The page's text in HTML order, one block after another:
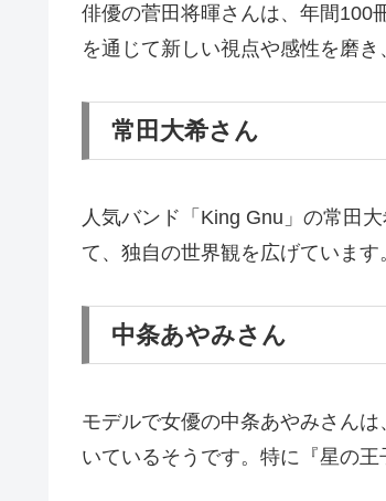
俳優の菅田将暉さんは、年間100
を通じて新しい視点や感性を磨き
常田大希さん
人気バンド「King Gnu」の常田
て、独自の世界観を広げています
中条あやみさん
モデルで女優の中条あやみさん
いているそうです。特に『星の王